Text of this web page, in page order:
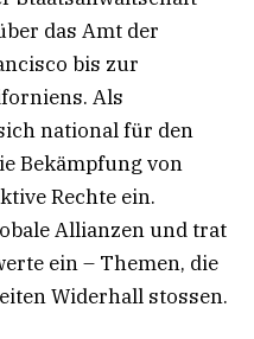
das Amt der
bis zur
Als
national für den
Bekämpfung von
Rechte ein.
Allianzen und trat
ein – Themen, die
Widerhall stossen.